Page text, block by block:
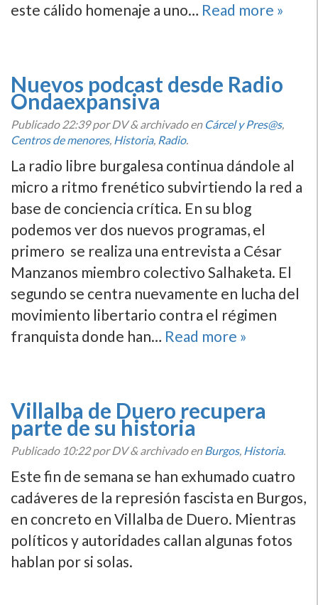
este cálido homenaje a uno… Read more »
Nuevos podcast desde Radio
Ondaexpansiva
Publicado22:39por DV&archivado en Cárcel y Pres@s,
Centros de menores, Historia, Radio.
La radio libre burgalesa continua dándole al
micro a ritmo frenético subvirtiendo la red a
base de conciencia crí­tica. En su blog
podemos ver dos nuevos programas, el
primero se realiza una entrevista a César
Manzanos miembro colectivo Salhaketa. El
segundo se centra nuevamente en lucha del
movimiento libertario contra el régimen
franquista donde han… Read more »
Villalba de Duero recupera
parte de su historia
Publicado 10:22por DV&archivado enBurgos, Historia.
Este fin de semana se han exhumado cuatro
cadáveres de la represión fascista en Burgos,
en concreto en Villalba de Duero. Mientras
polí­ticos y autoridades callan algunas fotos
hablan por si solas.